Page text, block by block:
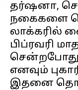
தர்ஷனா,
நகைகளை
லாக்கரில்
பிப்ரவரி
எனவும்
இதனை